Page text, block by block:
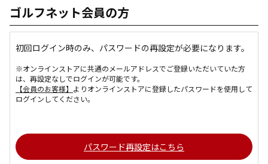
ゴルフネット会員の方
初回ログイン時のみ、パスワードの再設定が必要になります。
※オンラインストアに共通のメールアドレスでご登録いただいていた方
は、再設定なしでログインが可能です。
【会員のお客様】 よりオンラインストアに登録したパスワードを使用して
ログインしてください。
パスワード再設定はこちら